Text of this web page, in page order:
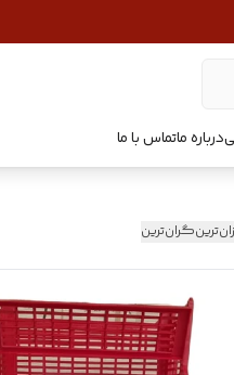
درباره ماتماس با ما
گران‌ترین